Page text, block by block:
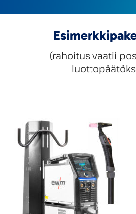
(rahoitus vaatii